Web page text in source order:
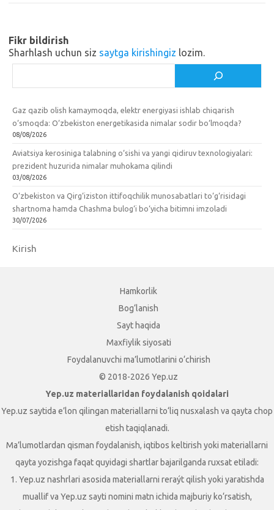
i
Fikr bildirish
Sharhlash uchun siz saytga kirishingiz lozim.
Gaz qazib olish kamaymoqda, elektr energiyasi ishlab chiqarish
o‘smoqda: O‘zbekiston energetikasida nimalar sodir bo‘lmoqda?
08/08/2026
Aviatsiya kerosiniga talabning o‘sishi va yangi qidiruv texnologiyalari:
prezident huzurida nimalar muhokama qilindi
03/08/2026
O‘zbekiston va Qirg‘iziston ittifoqchilik munosabatlari to‘g‘risidagi
shartnoma hamda Chashma bulog‘i bo‘yicha bitimni imzoladi
30/07/2026
Kirish
Hamkorlik
Bog‘lanish
Sayt haqida
Maxfiylik siyosati
Foydalanuvchi ma’lumotlarini o‘chirish
© 2018-2026 Yep.uz
Yep.uz materiallaridan foydalanish qoidalari
Yep.uz saytida e’lon qilingan materiallarni to‘liq nusxalash va qayta chop
etish taqiqlanadi.
Ma’lumotlardan qisman foydalanish, iqtibos keltirish yoki materiallarni
qayta yozishga faqat quyidagi shartlar bajarilganda ruxsat etiladi:
1. Yep.uz nashrlari asosida materiallarni reraýt qilish yoki yaratishda
muallif va Yep.uz sayti nomini matn ichida majburiy ko‘rsatish,